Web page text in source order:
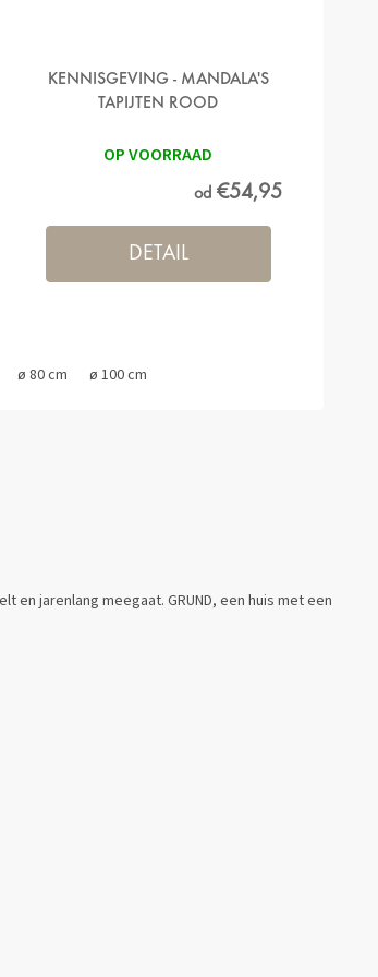
KENNISGEVING - MANDALA'S
TAPIJTEN ROOD
OP VOORRAAD
od€54,95
DETAIL
ø 80 cm ø 100 cm
jarenlang meegaat. GRUND, een huis met een